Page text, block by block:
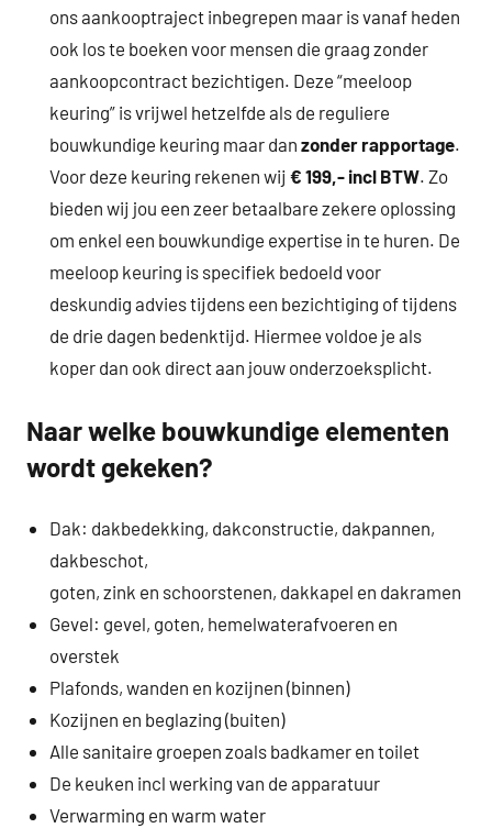
ons aankooptraject inbegrepen maar is vanaf heden
ook los te boeken voor mensen die graag zonder
aankoopcontract bezichtigen. Deze “meeloop
keuring” is vrijwel hetzelfde als de reguliere
bouwkundige keuring maar danzonder rapportage.
Voor deze keuring rekenen wij€ 199,- incl BTW. Zo
bieden wij jou een zeer betaalbare zekere oplossing
om enkel een bouwkundige expertise in te huren. De
meeloop keuring is specifiek bedoeld voor
deskundig advies tijdens een bezichtiging of tijdens
de drie dagen bedenktijd. Hiermee voldoe je als
koper dan ook direct aan jouw onderzoeksplicht.
Naar welke bouwkundige elementen
wordt gekeken?
Dak: dakbedekking, dakconstructie, dakpannen,
dakbeschot,
goten, zink en schoorstenen, dakkapel en dakramen
Gevel: gevel, goten, hemelwaterafvoeren en
overstek
Plafonds, wanden en kozijnen (binnen)
Kozijnen en beglazing (buiten)
Alle sanitaire groepen zoals badkamer en toilet
De keuken incl werking van de apparatuur
Verwarming en warm water